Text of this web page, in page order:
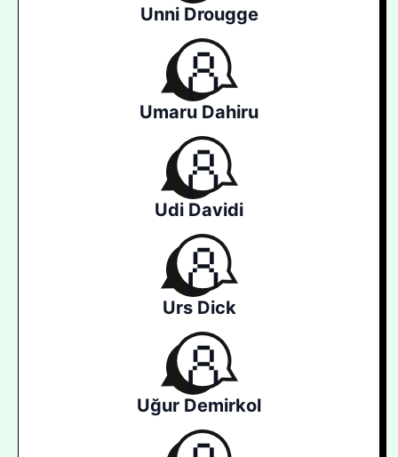
Unni Drougge
Umaru Dahiru
Udi Davidi
Urs Dick
Uğur Demirkol